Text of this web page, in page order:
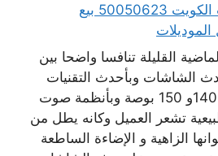
بيع تلفزيونات شاشات الكويت 50050623 بيع
القليلة تنافسا واضحا بين
الشاشات وبأحدث التقنيات
وبأحجام متنوعة تصل 140و 150 بوصة وبأنظمة صوت
تشعر العميل وكانه يطل من
الزاهية و الإضاءة الساطعة